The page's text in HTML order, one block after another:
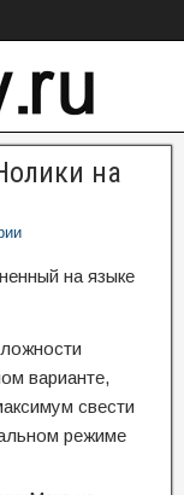
на
на языке
варианте,
свести
режиме